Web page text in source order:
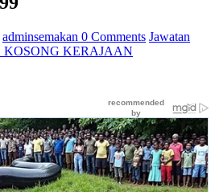
adminsemakan 0 Comments Jawatan
KOSONG KERAJAAN